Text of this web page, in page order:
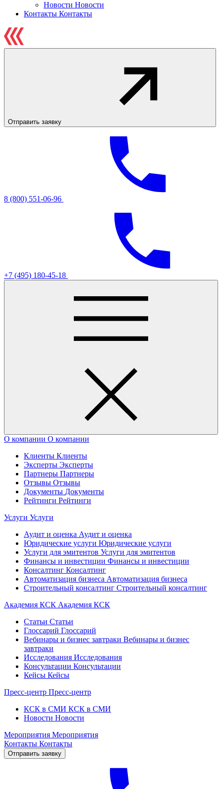
Новости Новости
Контакты Контакты
Отправить заявку
8 (800) 551-06-96
+7 (495) 180-45-18
О компании О компании
Клиенты Клиенты
Эксперты Эксперты
Партнеры Партнеры
Отзывы Отзывы
Документы Документы
Рейтинги Рейтинги
Услуги Услуги
Аудит и оценка Аудит и оценка
Юридические услуги Юридические услуги
Услуги для эмитентов Услуги для эмитентов
Финансы и инвестиции Финансы и инвестиции
Консалтинг Консалтинг
Автоматизация бизнеса Автоматизация бизнеса
Строительный консалтинг Строительный консалтинг
Академия КСК Академия КСК
Статьи Статьи
Глоссарий Глоссарий
Вебинары и бизнес завтраки Вебинары и бизнес
завтраки
Исследования Исследования
Консультации Консультации
Кейсы Кейсы
Пресс-центр Пресс-центр
КСК в СМИ КСК в СМИ
Новости Новости
Мероприятия Мероприятия
Контакты Контакты
Отправить заявку